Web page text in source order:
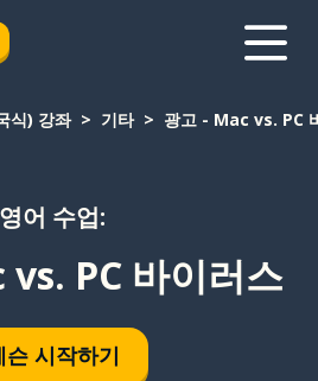
식) 강좌 기타 광고 - Mac vs. PC
영어 수업:
PC 바이러스
슨 시작하기